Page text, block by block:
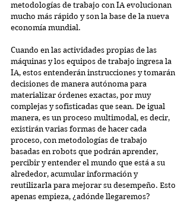
metodologías de trabajo con IA evolucionan
mucho más rápido y son la base de la nueva
economía mundial.
Cuando en las actividades propias de las
máquinas y los equipos de trabajo ingresa la
IA, estos entenderán instrucciones y tomarán
decisiones de manera autónoma para
materializar órdenes exactas, por muy
complejas y sofisticadas que sean. De igual
manera, es un proceso multimodal, es decir,
existirán varias formas de hacer cada
proceso, con metodologías de trabajo
basadas en robots que podrán aprender,
percibir y entender el mundo que está a su
alrededor, acumular información y
reutilizarla para mejorar su desempeño. Esto
apenas empieza, ¿adónde llegaremos?